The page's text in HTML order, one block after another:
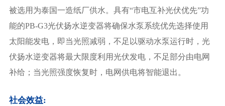
被选用为泰国一造纸厂供水。具有“市电互补光伏优先”功
能的PB-G3光伏扬水逆变器将确保水泵系统优先选择使用
太阳能发电，即当光照减弱，不足以驱动水泵运行时，光
伏扬水逆变器将最大限度利用光伏发电，不足部分由电网
补给；当光照强度恢复时，电网供电将智能退出。
社会效益: